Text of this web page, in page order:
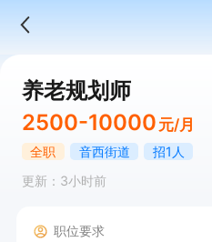
养老规划师
2500-10000 元/月
全职 音西街道
招1人
更新：3小时前
职位要求